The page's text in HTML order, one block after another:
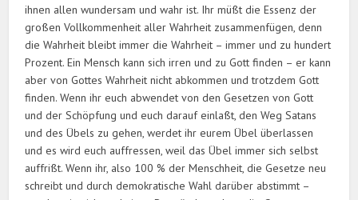
ihnen allen wundersam und wahr ist. Ihr müßt die Essenz der
großen Vollkommenheit aller Wahrheit zusammenfügen, denn
die Wahrheit bleibt immer die Wahrheit – immer und zu hundert
Prozent. Ein Mensch kann sich irren und zu Gott finden – er kann
aber von Gottes Wahrheit nicht abkommen und trotzdem Gott
finden. Wenn ihr euch abwendet von den Gesetzen von Gott
und der Schöpfung und euch darauf einlaßt, den Weg Satans
und des Übels zu gehen, werdet ihr eurem Übel überlassen
und es wird euch auffressen, weil das Übel immer sich selbst
auffrißt. Wenn ihr, also 100 % der Menschheit, die Gesetze neu
schreibt und durch demokratische Wahl darüber abstimmt –